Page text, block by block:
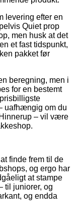
levering efter en
Quiet prop
men husk at det
et fast tidspunkt,
pakket før
beregning, men i
for en bestemt
uafhængig om du
– vil være
finde frem til de
og ergo har
at stampe
til juniorer, og
og endda